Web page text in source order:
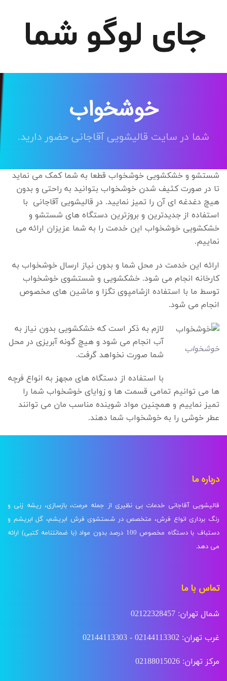
خوشخواب
شما در سایت قالیشویی آقاجانی حضور دارید.
شستشو و خشکشویی خوشخواب قطعا به شما کمک می نماید
تا در صورت کثیف شدن خوشخواب بتوانید به راحتی و بدون
هیچ دغدغه ای آن را تمیز نمایید. در قالیشویی آقاجانی با
استفاده از جدیدترین و بروزترین دستگاه های شستشو و
خشکشویی خوشخواب این خدمت را به شما عزیزان ارائه می
نماییم.
ارائه این خدمت در محل شما و بدون نیاز ارسال خوشخواب به
کارخانه انجام می شود. خشکشویی و شستشوی خوشخواب
توسط ما با استفاده ازشامپوی تگزا و ماشین های مخصوص
انجام می شود.
خوشخواب
لازم به ذکر است که خشکشویی بدون نیاز به
آب انجام می شود و هیچ گونه آبریزی در محل
شما صورت نخواهد گرفت.
با استفاده از دستگاه های مجهز به انواع فرچه
ها می توانیم تمامی قسمت ها و زوایای خوشخواب شما را
تمیز نماییم و همچنین مواد شوینده مناسب مان می توانند
عطر خوشی را به خوشخواب شما دهند.
درباره ما
قالیشویی آقاجانی خدمات بی نظیری از جمله مرمت، بازسازی، ریشه زنی و
رنگ برداری انواع فرش، متخصص در شستشوی فرش ابریشم، گل ابریشم و
دستباف با دستگاه مخصوص 100 درصد بدون مواد (با ضمانتنامه کتبی) ارائه
می دهد.
تماس با ما
شمال تهران: 02122328457
غرب تهران: 02144113302 - 02144113303
مرکز تهران: 02188015026